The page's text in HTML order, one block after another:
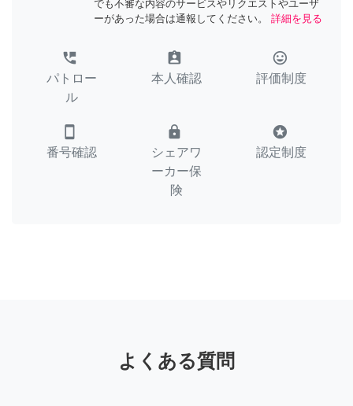
でも不審な内容のサービスやリクエストやユーザ
ーがあった場合は通報してください。
詳細を見る
perm_phone_msg
パトロー
ル
assignment_ind
本人確認
tag_faces
評価制度
smartphone
番号確認
lock
シェアワ
ーカー保
険
stars
認定制度
よくある質問